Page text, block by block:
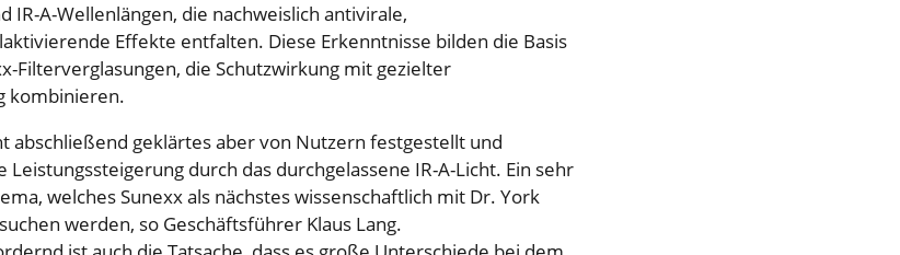
IR-A-Wellenlängen, die nachweislich antivirale,
Effekte entfalten. Diese Erkenntnisse bilden die Basis
Filterverglasungen, die Schutzwirkung mit gezielter
kombinieren.
abschließend geklärtes aber von Nutzern festgestellt und
durch das durchgelassene IR-A-Licht. Ein sehr
welches Sunexx als nächstes wissenschaftlich mit Dr. York
werden, so Geschäftsführer Klaus Lang.